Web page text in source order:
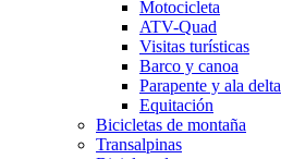
Motocicleta
ATV-Quad
Visitas turísticas
Barco y canoa
Parapente y ala delta
Equitación
Bicicletas de montaña
Transalpinas